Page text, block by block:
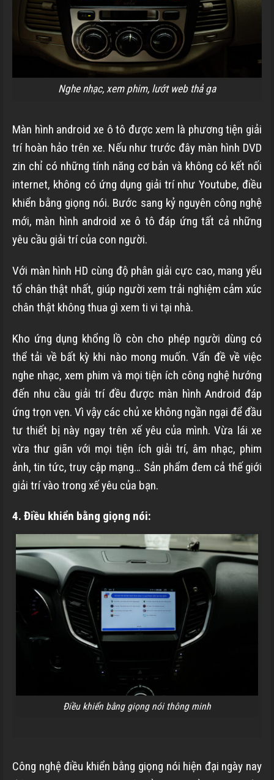
Nghe nhạc, xem phim, lướt web thả ga
Màn hình android xe ô tô được xem là phương tiện giải
trí hoàn hảo trên xe. Nếu như trước đây màn hình DVD
zin chỉ có những tính năng cơ bản và không có kết nối
internet, không có ứng dụng giải trí như Youtube, điều
khiển bằng giọng nói. Bước sang kỷ nguyên công nghệ
mới, màn hình android xe ô tô đáp ứng tất cả những
yêu cầu giải trí của con người.
Với màn hình HD cùng độ phân giải cực cao, mang yếu
tố chân thật nhất, giúp người xem trải nghiệm cảm xúc
chân thật không thua gì xem ti vi tại nhà.
Kho ứng dụng khổng lồ còn cho phép người dùng có
thể tải về bất kỳ khi nào mong muốn. Vấn đề về việc
nghe nhạc, xem phim và mọi tiện ích công nghệ hướng
đến nhu cầu giải trí đều được màn hình Android đáp
ứng trọn vẹn. Vì vậy các chủ xe không ngần ngại để đầu
tư thiết bị này ngay trên xế yêu của mình. Vừa lái xe
vừa thư giãn với mọi tiện ích giải trí, âm nhạc, phim
ảnh, tin tức, truy cập mạng… Sản phẩm đem cả thế giới
giải trí vào trong xế yêu của bạn.
4. Điều khiển bằng giọng nói:
Điều khiển bằng giọng nói thông minh
Công nghệ điều khiển bằng giọng nói hiện đại ngày nay